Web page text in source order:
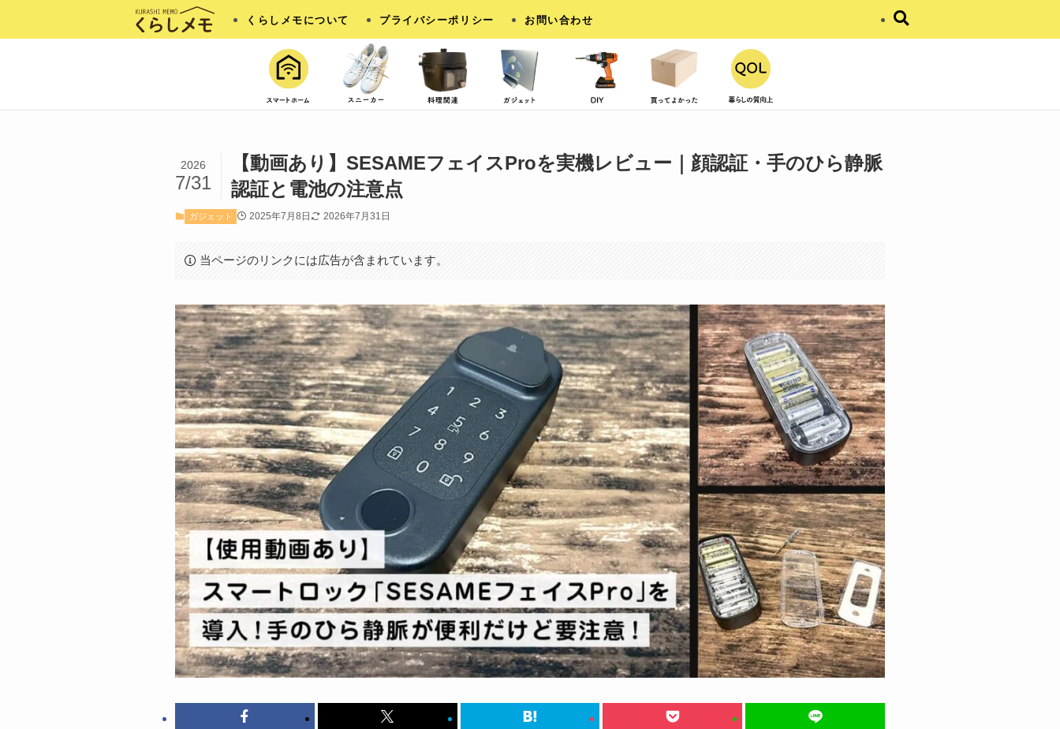
くらしメモについて プライバシーポリシー お問い合わせ
【動画あり】SESAMEフェイスProを実機レビュー｜顔認証・手のひら静脈
認証と電池の注意点
2026
7/31
ガジェット 2025年7月8日 2026年7月31日
当ページのリンクには広告が含まれています。